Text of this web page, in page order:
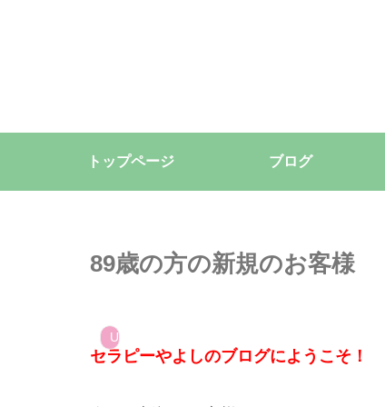
トップページ ブログ
89歳の方の新規のお客様
Uncategorized
セラピーやよしのブログにようこそ！